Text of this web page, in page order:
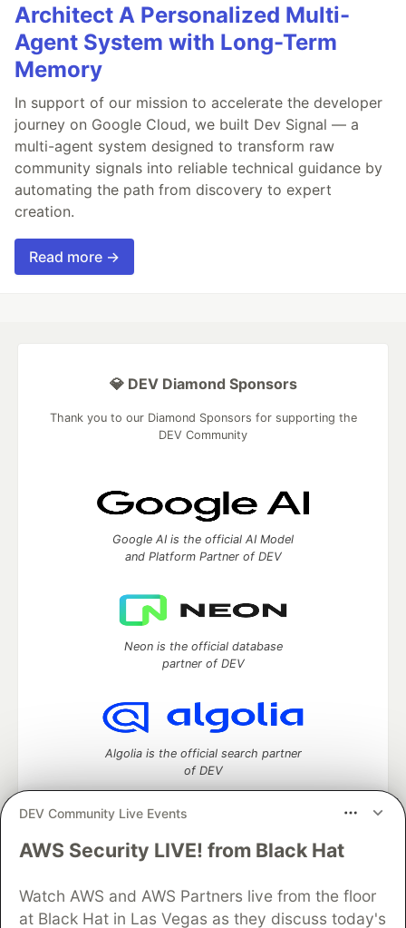
Architect A Personalized Multi-
Agent System with Long-Term
Memory
In support of our mission to accelerate the developer
journey on Google Cloud, we built Dev Signal — a
multi-agent system designed to transform raw
community signals into reliable technical guidance by
automating the path from discovery to expert
creation.
Read more →
DEV Community Live Events
AWS Security LIVE! from Black Hat
Watch AWS and AWS Partners live from the floor
at Black Hat in Las Vegas as they discuss today's
💎 DEV Diamond Sponsors
Thank you to our Diamond Sponsors for supporting the
DEV Community
Google AI is the official AI Model
and Platform Partner of DEV
Neon is the official database
partner of DEV
Algolia is the official search partner
of DEV
DEV Community— A space to discuss and keep up software
Home
DEV Challenges DEV++
Videos
DEV Education Tracks
DEV Help
Advertise on DEV